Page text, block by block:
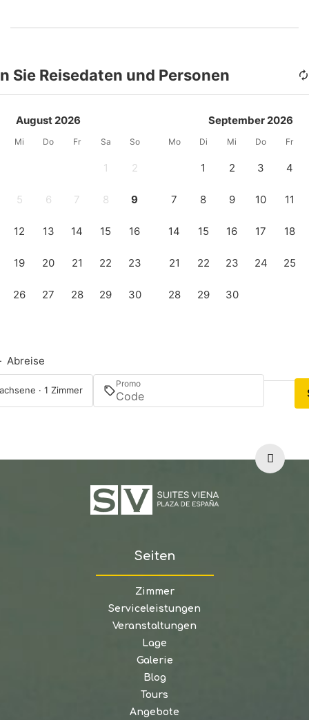
Sie Reisedaten und Personen
August 2026
Mi Do Fr Sa So
1 2
5 6 7 8 9
12 13 14 15 16
19 20 21 22 23
26 27 28 29 30
September 2026
Mo Di Mi Do Fr
1 2 3 4
7 8 9 10 11
14 15 16 17 18
21 22 23 24 25
28 29 30
Abreise
· 1 Zimmer
Promo
Seiten
Zimmer
Serviceleistungen
Veranstaltungen
Lage
Galerie
Blog
Tours
Angebote